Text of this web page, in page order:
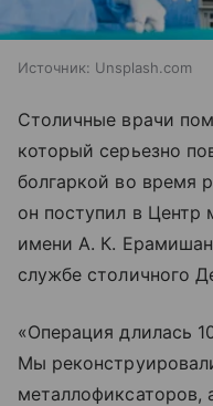
Источник: Unsplash.com
Столичные врачи
который серьезно
болгаркой во время
он поступил в Центр
имени А. К.
службе столичного
«Операция длилась
Мы
металлофиксаторов,